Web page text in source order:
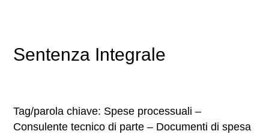
Sentenza Integrale
Tag/parola chiave: Spese processuali –
Consulente tecnico di parte – Documenti di spesa